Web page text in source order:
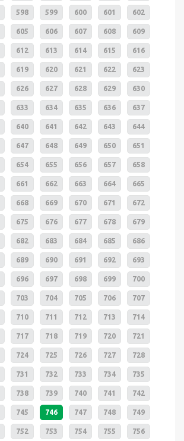
598 599 600 601 602
605 606 607 608 609
612 613 614 615 616
619 620 621 622 623
626 627 628 629 630
633 634 635 636 637
640 641 642 643 644
647 648 649 650 651
654 655 656 657 658
661 662 663 664 665
668 669 670 671 672
675 676 677 678 679
682 683 684 685 686
689 690 691 692 693
696 697 698 699 700
703 704 705 706 707
710 711 712 713 714
717 718 719 720 721
724 725 726 727 728
731 732 733 734 735
738 739 740 741 742
745 746 747 748 749
752 753 754 755 756